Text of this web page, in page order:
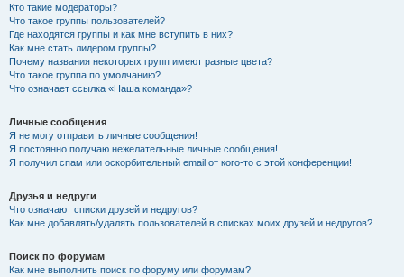
Кто такие модераторы?
Что такое группы пользователей?
Где находятся группы и как мне вступить в них?
Как мне стать лидером группы?
Почему названия некоторых групп имеют разные цвета?
Что такое группа по умолчанию?
Что означает ссылка «Наша команда»?
Личные сообщения
Я не могу отправить личные сообщения!
Я постоянно получаю нежелательные личные сообщения!
Я получил спам или оскорбительный email от кого-то с этой конференции!
Друзья и недруги
Что означают списки друзей и недругов?
Как мне добавлять/удалять пользователей в списках моих друзей и недругов?
Поиск по форумам
Как мне выполнить поиск по форуму или форумам?